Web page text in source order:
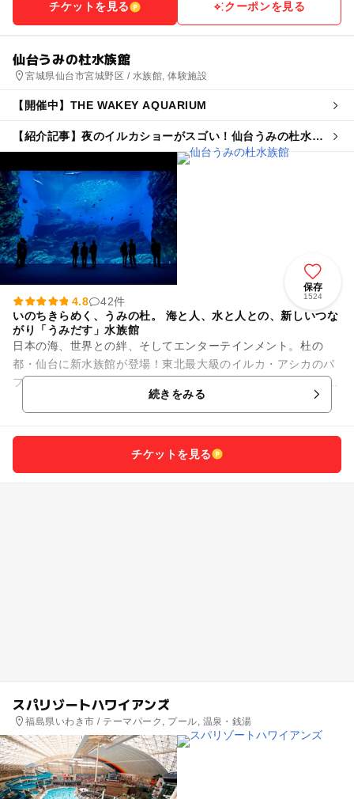
チケットを見る クーポンを見る
仙台うみの杜水族館
宮城県仙台市宮城野区 / 水族館, 体験施設
【開催中】THE WAKEY AQUARIUM
【紹介記事】夜のイルカショーがスゴい！仙台うみの杜水族
館でサマーナイトアクアリウム初開催
保存
1524
4.8
42件
いのちきらめく、うみの杜。 海と人、水と人との、新しいつな
がり「うみだす」水族館
日本の海、世界との絆、そしてエンターテインメント。杜の
都・仙台に新水族館が登場！東北最大級のイルカ・アシカのパ
フォーマンスや三陸の魚たちが悠々と泳ぐ大水槽など300種5万
点の生物を展示。そのほか...続きをみる
チケットを見る
スパリゾートハワイアンズ
福島県いわき市 / テーマパーク, プール, 温泉・銭湯